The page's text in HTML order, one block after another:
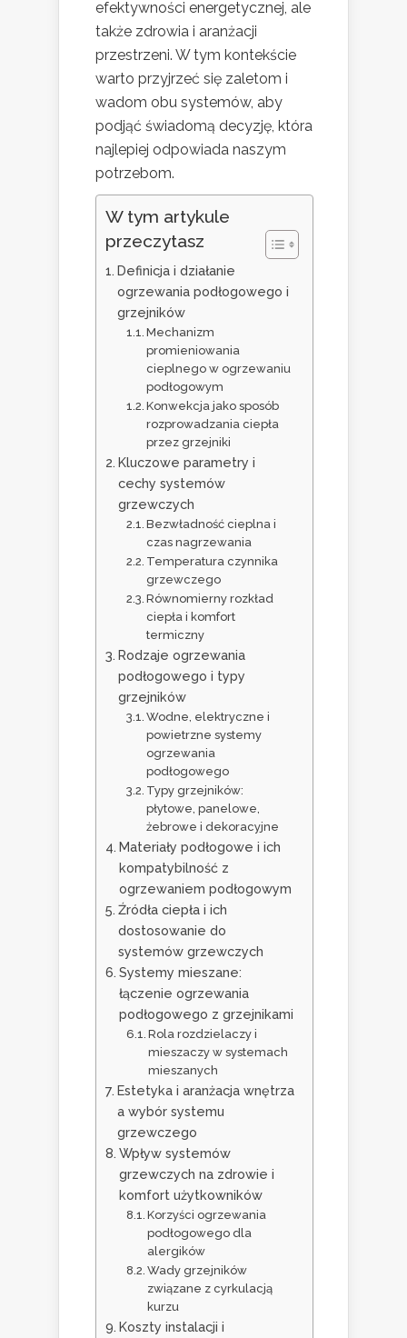
efektywności energetycznej, ale
także zdrowia i aranżacji
przestrzeni. W tym kontekście
warto przyjrzeć się zaletom i
wadom obu systemów, aby
podjąć świadomą decyzję, która
najlepiej odpowiada naszym
potrzebom.
W tym artykule
przeczytasz
Definicja i działanie
ogrzewania podłogowego i
grzejników
Mechanizm
promieniowania
cieplnego w ogrzewaniu
podłogowym
Konwekcja jako sposób
rozprowadzania ciepła
przez grzejniki
Kluczowe parametry i
cechy systemów
grzewczych
Bezwładność cieplna i
czas nagrzewania
Temperatura czynnika
grzewczego
Równomierny rozkład
ciepła i komfort
termiczny
Rodzaje ogrzewania
podłogowego i typy
grzejników
Wodne, elektryczne i
powietrzne systemy
ogrzewania
podłogowego
Typy grzejników:
płytowe, panelowe,
żebrowe i dekoracyjne
Materiały podłogowe i ich
kompatybilność z
ogrzewaniem podłogowym
Źródła ciepła i ich
dostosowanie do
systemów grzewczych
Systemy mieszane:
łączenie ogrzewania
podłogowego z grzejnikami
Rola rozdzielaczy i
mieszaczy w systemach
mieszanych
Estetyka i aranżacja wnętrza
a wybór systemu
grzewczego
Wpływ systemów
grzewczych na zdrowie i
komfort użytkowników
Korzyści ogrzewania
podłogowego dla
alergików
Wady grzejników
związane z cyrkulacją
kurzu
Koszty instalacji i